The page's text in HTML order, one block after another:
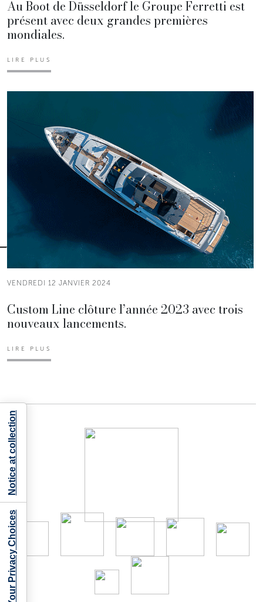
Au Boot de Düsseldorf le Groupe Ferretti est
présent avec deux grandes premières
mondiales.
LIRE PLUS
VENDREDI 12 JANVIER 2024
Custom Line clôture l’année 2023 avec trois
nouveaux lancements.
LIRE PLUS
Your Privacy Choices
Notice at collection